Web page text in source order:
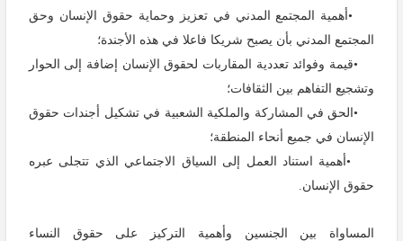
•أهمية المجتمع المدني في تعزيز وحماية حقوق الإنسان وحق
المجتمع المدني بأن يصبح شريكا فاعلا في هذه الأجندة؛
•قيمة وفوائد تعددية المقاربات لحقوق الإنسان إضافة إلى الحوار
وتشجيع التفاهم بين الثقافات؛
•الحق في المشاركة والملكية الشعبية في تشكيل أجندات حقوق
الإنسان في جميع أنحاء المنطقة؛
•أهمية استناد العمل إلى السياق الاجتماعي الذي تتجلى عبره
حقوق الإنسان
المساواة بين الجنسين وأهمية التركيز على حقوق النساء